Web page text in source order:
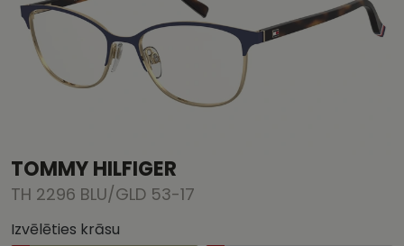
TOMMY HILFIGER
TH 2296 BLU/GLD 53-17
Izvēlēties krāsu